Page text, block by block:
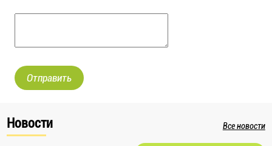
Отправить
Новости Все новости